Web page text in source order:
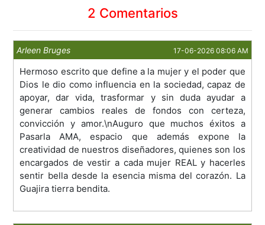
2 Comentarios
Arleen Bruges 17-06-2026 08:06 AM
Hermoso escrito que define a la mujer y el poder que
Dios le dio como influencia en la sociedad, capaz de
apoyar, dar vida, trasformar y sin duda ayudar a
generar cambios reales de fondos con certeza,
convicción y amor.\nAuguro que muchos éxitos a
Pasarla AMA, espacio que además expone la
creatividad de nuestros diseñadores, quienes son los
encargados de vestir a cada mujer REAL y hacerles
sentir bella desde la esencia misma del corazón. La
Guajira tierra bendita.